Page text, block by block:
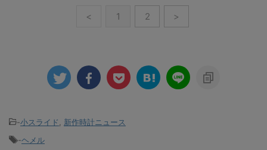
< 1 2 >
-小スライド
新作時計ニュース
-ヘメル